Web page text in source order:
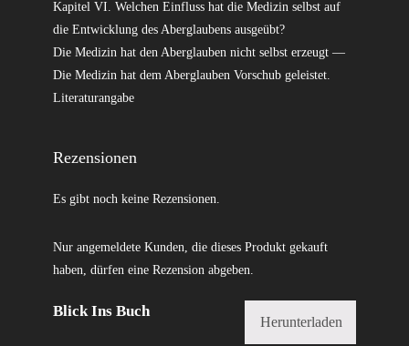
Kapitel VI. Welchen Einfluss hat die Medizin selbst auf
die Entwicklung des Aberglaubens ausgeübt?
Die Medizin hat den Aberglauben nicht selbst erzeugt —
Die Medizin hat dem Aberglauben Vorschub geleistet.
Literaturangabe
Rezensionen
Es gibt noch keine Rezensionen.
Nur angemeldete Kunden, die dieses Produkt gekauft
haben, dürfen eine Rezension abgeben.
Blick Ins Buch
Herunterladen